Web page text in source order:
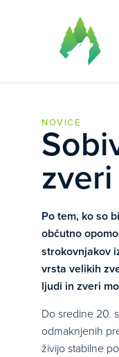
NOVICE
zveri
Po tem, ko so
občutno
strokovnjakov
vrsta velikih
ljudi in zveri
Do sredine 20.
odmaknjenih
živijo stabilne